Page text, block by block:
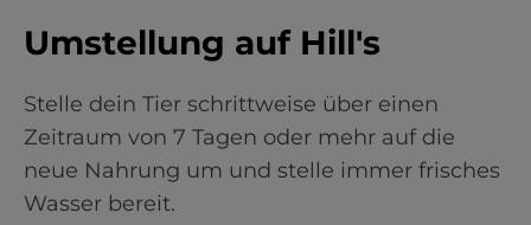
Umstellung auf Hill's
Stelle dein Tier schrittweise über einen
Zeitraum von 7 Tagen oder mehr auf die
neue Nahrung um und stelle immer frisches
Wasser bereit.